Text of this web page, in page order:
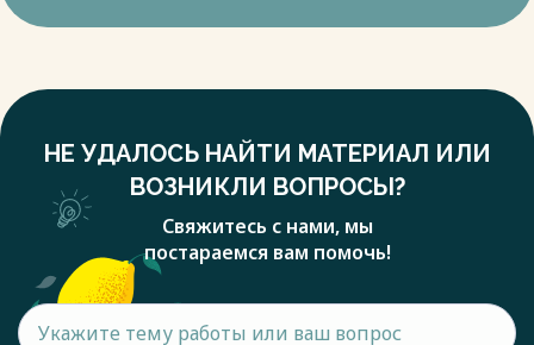
предназначенная для того, чтобы, так сказать, отобрать
правительством страны и меньшими правительствами
возложения определенных обязанностей на каждый
сектор, чтобы у центрального правительства была своя
собственная работа, как и у правительства страны и
местных органов власти.
Весь текст будет доступенпосле покупки
НЕ УДАЛОСЬ НАЙТИ МАТЕРИАЛ ИЛИ
ВОЗНИКЛИ ВОПРОСЫ?
Свяжитесь с нами, мы
постараемся вам помочь!